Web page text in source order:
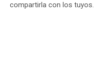
compartirla con los tuyos.